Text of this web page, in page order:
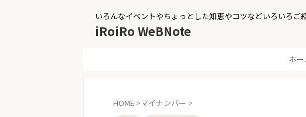
いろんなイベントやちょっとした知恵やコツなどいろいろご
iRoiRo WeBNote
ホー
HOME >マイナンバー >